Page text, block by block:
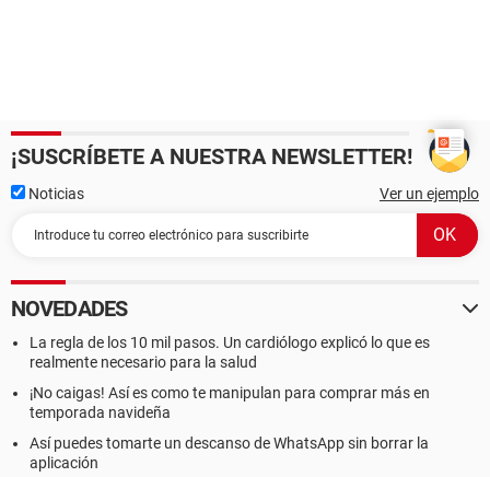
¡SUSCRÍBETE A NUESTRA NEWSLETTER!
Noticias Ver un ejemplo
NOVEDADES
La regla de los 10 mil pasos. Un cardiólogo explicó lo que es
realmente necesario para la salud
¡No caigas! Así es como te manipulan para comprar más en
temporada navideña
Así puedes tomarte un descanso de WhatsApp sin borrar la
aplicación